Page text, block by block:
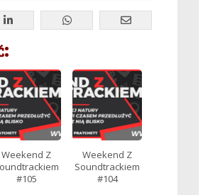
Weekend Z
#105
Weekend Z
Soundtrackiem
#104